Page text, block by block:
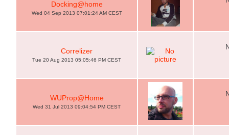
Docking@home
Wed 04 Sep 2013 07:01:24 AM CEST
Correlizer
Tue 20 Aug 2013 05:05:46 PM CEST
WUProp@Home
Wed 31 Jul 2013 09:04:54 PM CEST